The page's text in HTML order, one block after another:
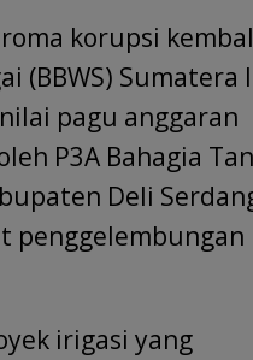
korupsi
(BBWS) Sumatera
pagu anggaran
P3A Bahagia
Deli
penggelembungan
irigasi yang